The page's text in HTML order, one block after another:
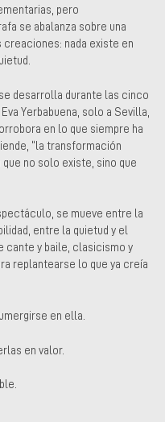
pero
se abalanza sobre una
creaciones: nada existe en
desarrolla durante las cinco
Yerbabuena, solo a Sevilla,
en lo que siempre ha
“la transformación
no solo existe, sino que
se mueve entre la
entre la quietud y el
cante y baile, clasicismo y
replantearse lo que ya creía
en ella.
en valor.